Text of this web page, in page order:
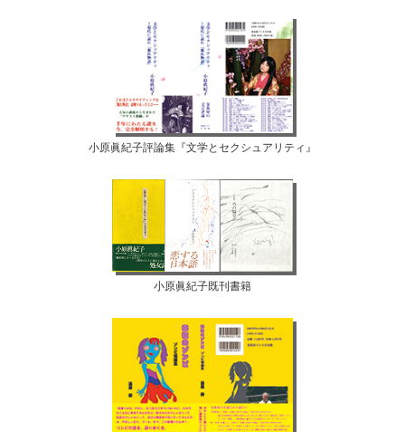
小原眞紀子評論集『文学とセクシュアリティ』
小原眞紀子既刊書籍